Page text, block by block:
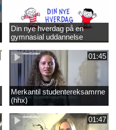
Din nye hverdag på en
gymnasial uddannelse
01:45
Merkantil studentereksamrne
(hhx)
01:47